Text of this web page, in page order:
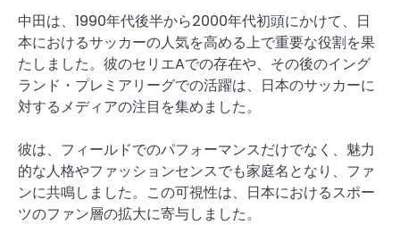
中田は、1990年代後半から2000年代初頭にかけて、日
本におけるサッカーの人気を高める上で重要な役割を果
たしました。彼のセリエAでの存在や、その後のイング
ランド・プレミアリーグでの活躍は、日本のサッカーに
対するメディアの注目を集めました。
彼は、フィールドでのパフォーマンスだけでなく、魅力
的な人格やファッションセンスでも家庭名となり、ファ
ンに共鳴しました。この可視性は、日本におけるスポー
ツのファン層の拡大に寄与しました。